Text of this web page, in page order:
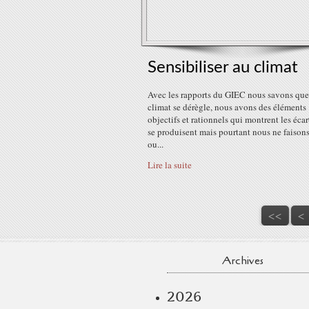
Sensibiliser au climat
Avec les rapports du GIEC nous savons
climat se dérègle, nous avons des éléments
objectifs et rationnels qui montrent les
se produisent mais pourtant nous ne
ou...
Lire la suite
<< <
Archives
2026